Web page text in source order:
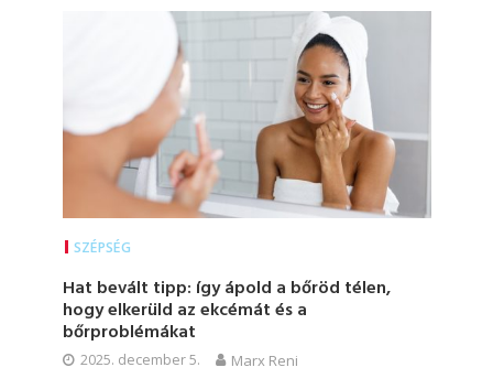
SZÉPSÉG
Hat bevált tipp: így ápold a bőröd télen,
hogy elkerüld az ekcémát és a
bőrproblémákat
2025. december 5. Marx Reni